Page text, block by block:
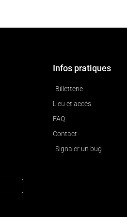
Infos pratiques
Billetterie
Lieu et accès
FAQ
Contact
Signaler un bug